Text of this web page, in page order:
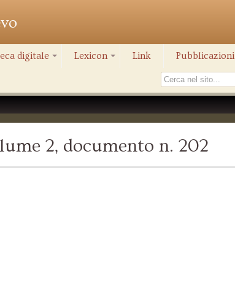
digitale Lexicon Link Pubblicazioni
2, documento n. 202